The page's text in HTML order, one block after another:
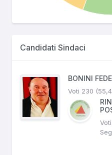
Candidati Sindaci
BONINI
Voti 230